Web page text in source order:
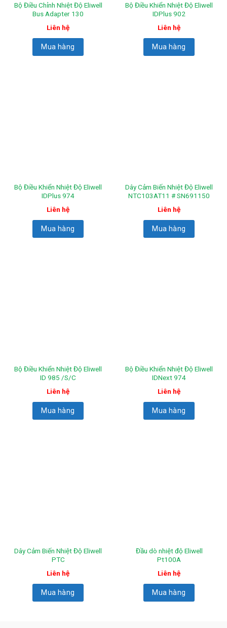
Bộ Điều Chỉnh Nhiệt Độ Eliwell
Bus Adapter 130
Liên hệ
Mua hàng
Bộ Điều Khiển Nhiệt Độ Eliwell
IDPlus 902
Liên hệ
Mua hàng
Bộ Điều Khiển Nhiệt Độ Eliwell
IDPlus 974
Liên hệ
Mua hàng
Dây Cảm Biến Nhiệt Độ Eliwell
NTC103AT11 # SN691150
Liên hệ
Mua hàng
Bộ Điều Khiển Nhiệt Độ Eliwell
ID 985 /S/C
Liên hệ
Mua hàng
Bộ Điều Khiển Nhiệt Độ Eliwell
IDNext 974
Liên hệ
Mua hàng
Dây Cảm Biến Nhiệt Độ Eliwell
PTC
Liên hệ
Mua hàng
Đầu dò nhiệt độ Eliwell
Pt100A
Liên hệ
Mua hàng